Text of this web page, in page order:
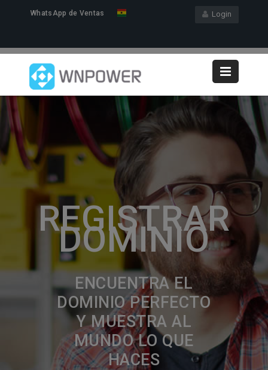
Login
WhatsApp de Ventas
REGISTRAR
DOMINIO
ENCUENTRA EL
DOMINIO PERFECTO
Y MUESTRA AL
MUNDO LO QUE
HACES